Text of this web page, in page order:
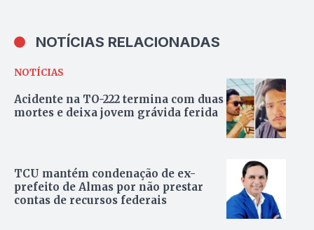
NOTÍCIAS RELACIONADAS
NOTÍCIAS
Acidente na TO-222 termina com duas
mortes e deixa jovem grávida ferida
TCU mantém condenação de ex-
prefeito de Almas por não prestar
contas de recursos federais